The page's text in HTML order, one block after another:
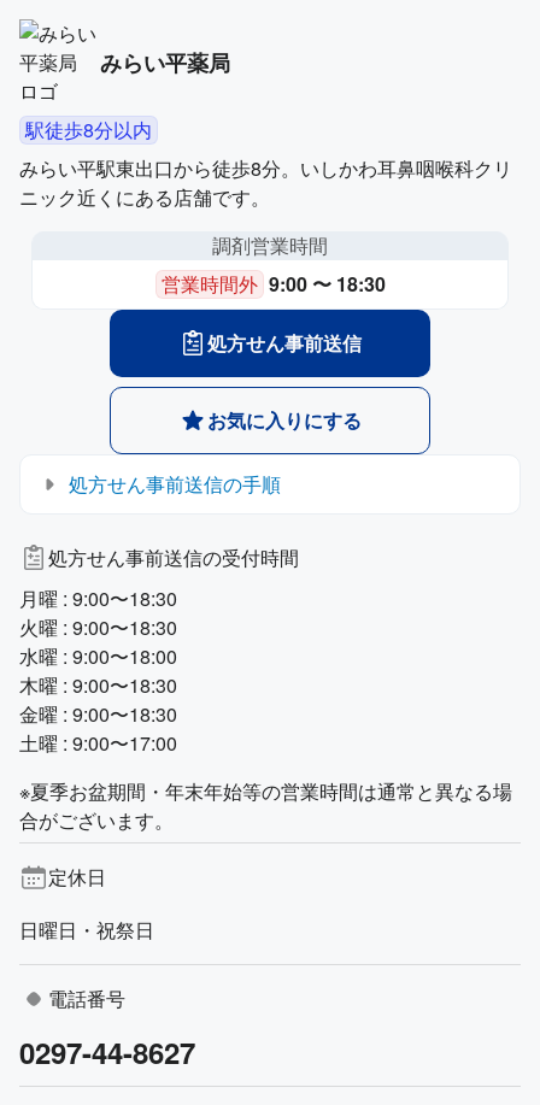
みらい平薬局
駅徒歩8分以内
みらい平駅東出口から徒歩8分。いしかわ耳鼻咽喉科クリ
ニック近くにある店舗です。
調剤営業時間
営業時間外 9:00 〜 18:30
処方せん事前送信
お気に入りにする
処方せん事前送信の手順
処方せん事前送信の受付時間
月曜 : 9:00〜18:30
火曜 : 9:00〜18:30
水曜 : 9:00〜18:00
木曜 : 9:00〜18:30
金曜 : 9:00〜18:30
土曜 : 9:00〜17:00
※夏季お盆期間・年末年始等の営業時間は通常と異なる場
合がございます。
定休日
日曜日・祝祭日
電話番号
0297-44-8627